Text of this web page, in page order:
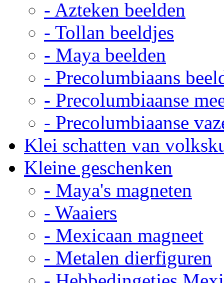
- Azteken beelden
- Tollan beeldjes
- Maya beelden
- Precolumbiaans
- Precolumbiaanse
- Precolumbiaanse
Klei schatten van
Kleine geschenken
- Maya's magneten
- Waaiers
- Mexicaan magneet
- Metalen dierfiguren